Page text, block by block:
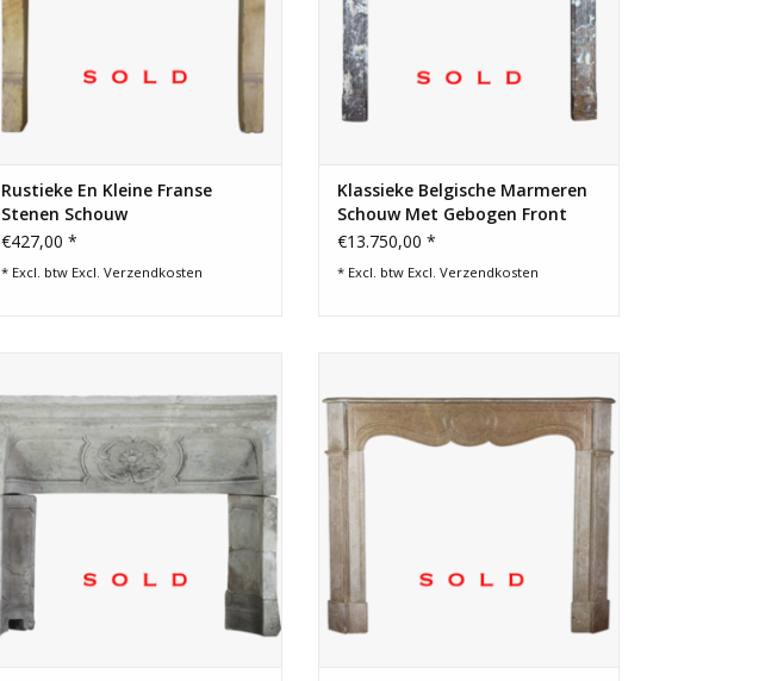
Rustieke En Kleine Franse
Stenen Schouw
€427,00 *
* Excl. btw Excl. Verzendkosten
Klassieke Belgische Marmeren
Schouw Met Gebogen Front
€13.750,00 *
* Excl. btw Excl.Verzendkosten
schouw. Ideaal om te kalken.
interieur.